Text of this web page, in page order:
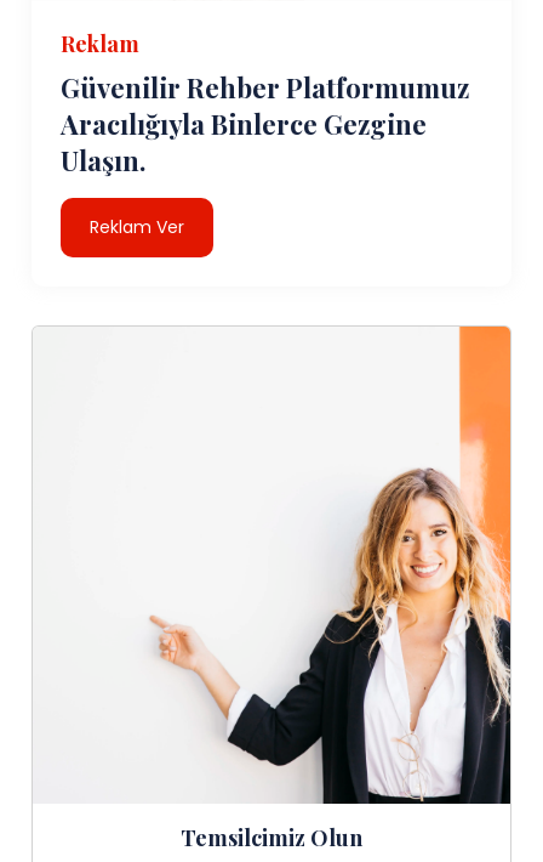
Reklam
Güvenilir Rehber Platformumuz
Aracılığıyla Binlerce Gezgine
Ulaşın.
Reklam Ver
Temsilcimiz Olun